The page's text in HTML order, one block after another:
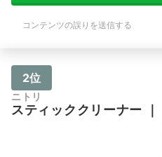
コンテンツの誤りを送信する
2位
ニトリ
スティッククリーナー